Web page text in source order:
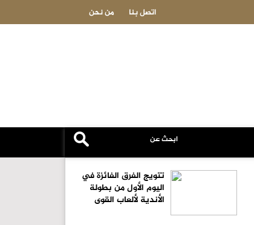
النائب البدادوة يرعى حفل نادي البادية الوسطى الأردني الرابع لسباق
من نحن اتصل بنا
تتويج الفرق الفائزة في
اليوم الأول من بطولة
الأندية لألعاب القوى